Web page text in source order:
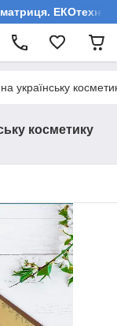
українську
косметику